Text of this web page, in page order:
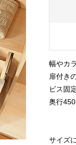
幅やカ
扉付き
ビス固
奥行
サイズ